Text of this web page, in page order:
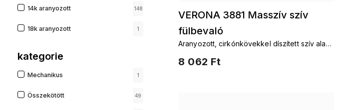
14k aranyozott 148
18k aranyozott 1
kategorie
Mechanikus 1
Összekötött 49
VERONA 3881 Masszív szív
fülbevaló
8 062 Ft
Aranyozott, cirkónkövekkel díszített szív alakú